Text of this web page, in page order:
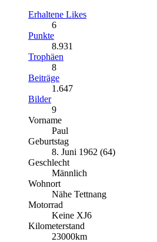
Erhaltene Likes
6
Punkte
8.931
Trophäen
8
Beiträge
1.647
Bilder
9
Vorname
Paul
Geburtstag
8. Juni 1962 (64)
Geschlecht
Männlich
Wohnort
Nähe Tettnang
Motorrad
Keine XJ6
Kilometerstand
23000km